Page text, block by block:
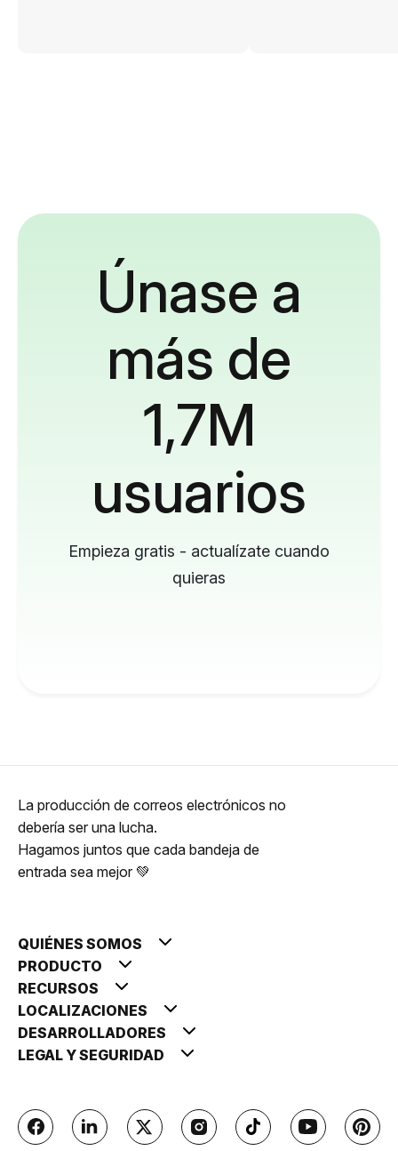
Únase a
más de
1,7M
usuarios
Empieza gratis - actualízate cuando
quieras
La producción de correos electrónicos no
debería ser una lucha.
Hagamos juntos que cada bandeja de
entrada sea mejor 💚
QUIÉNES SOMOS
PRODUCTO
RECURSOS
LOCALIZACIONES
DESARROLLADORES
LEGAL Y SEGURIDAD